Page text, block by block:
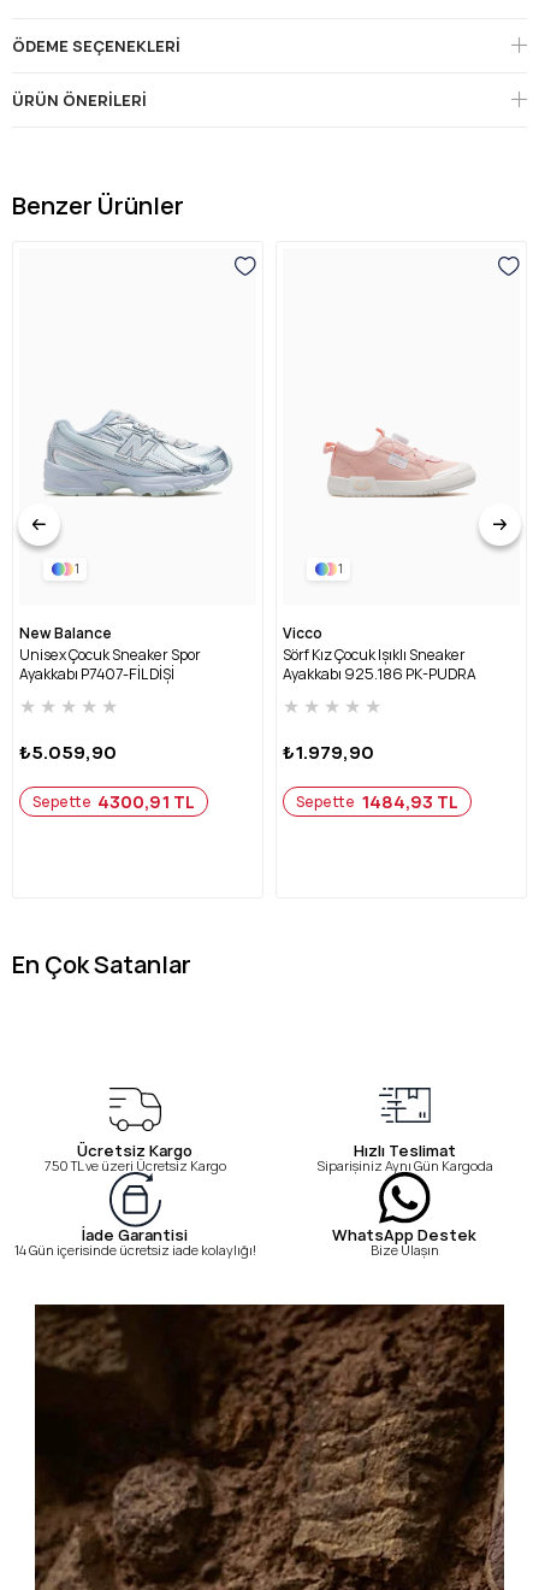
ÖDEME SEÇENEKLERI
ÜRÜN ÖNERILERI
Benzer Ürünler
1
New Balance
Unisex Çocuk Sneaker Spor
Ayakkabı P7407-FİL DİŞİ
★ ★ ★ ★ ★
₺5.059,90
Sepette 4300,91 TL
1
Vicco
Sörf Kız Çocuk Işıklı Sneaker
Ayakkabı 925.186 PK-PUDRA
★ ★ ★ ★ ★
₺1.979,90
Sepette 1484,93 TL
En Çok Satanlar
Ücretsiz Kargo
750 TL ve üzeri Ücretsiz Kargo
Hızlı Teslimat
Siparişiniz Aynı Gün Kargoda
İade Garantisi
14 Gün içerisinde ücretsiz iade kolaylığı!
WhatsApp Destek
Bize Ulaşın